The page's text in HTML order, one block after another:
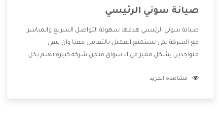
صيانة سوني الرئيسي
صيانة سوني الرئيسي هدفها سهولة التواصل السريع والمباشر
مع الشركة لكى يستمتع العميل بالتعامل معنا وان نبقى
متواجدين بشكل مميز فى الاسواق فنحن شركة كبيرة نهتم بكل
الشركة بها والتى تكون منها خدمة الصيانة التى تكون من أهم
مشاهدة المزيد